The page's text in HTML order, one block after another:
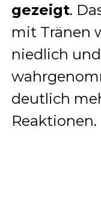
gezeigt.
mit Tränen
niedlich
deutlich
Reaktionen.